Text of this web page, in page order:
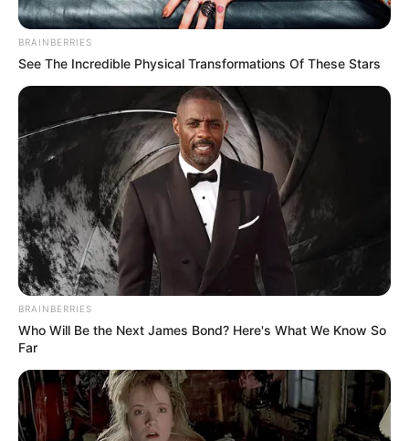
BRAINBERRIES
See The Incredible Physical Transformations Of These Stars
BRAINBERRIES
Who Will Be the Next James Bond? Here's What We Know So
Far